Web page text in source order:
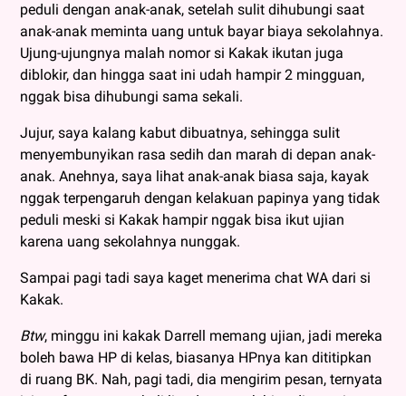
peduli dengan anak-anak, setelah sulit dihubungi saat
anak-anak meminta uang untuk bayar biaya sekolahnya.
Ujung-ujungnya malah nomor si Kakak ikutan juga
diblokir, dan hingga saat ini udah hampir 2 mingguan,
nggak bisa dihubungi sama sekali.
Jujur, saya kalang kabut dibuatnya, sehingga sulit
menyembunyikan rasa sedih dan marah di depan anak-
anak. Anehnya, saya lihat anak-anak biasa saja, kayak
nggak terpengaruh dengan kelakuan papinya yang tidak
peduli meski si Kakak hampir nggak bisa ikut ujian
karena uang sekolahnya nunggak.
Sampai pagi tadi saya kaget menerima chat WA dari si
Kakak.
Btw, minggu ini kakak Darrell memang ujian, jadi mereka
boleh bawa HP di kelas, biasanya HPnya kan dititipkan
di ruang BK. Nah, pagi tadi, dia mengirim pesan, ternyata